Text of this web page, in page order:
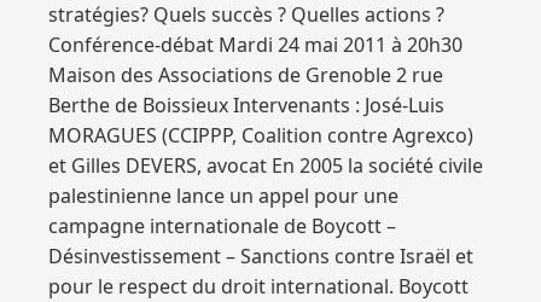
stratégies? Quels succès ? Quelles actions ?
Conférence-débat Mardi 24 mai 2011 à 20h30
Maison des Associations de Grenoble 2 rue
Berthe de Boissieux Intervenants : José-Luis
MORAGUES (CCIPPP, Coalition contre Agrexco)
et Gilles DEVERS, avocat En 2005 la société civile
palestinienne lance un appel pour une
campagne internationale de Boycott –
Désinvestissement – Sanctions contre Israël et
pour le respect du droit international. Boycott